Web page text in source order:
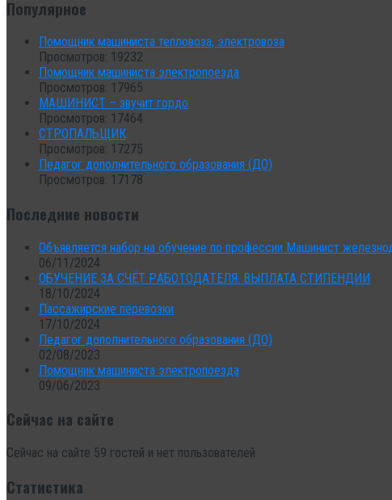
Популярное
Помощник машиниста тепловоза, электровоза
Просмотров: 19232
Помощник машиниста электропоезда
Просмотров: 17965
МАШИНИСТ – звучит гордо
Просмотров: 17464
СТРОПАЛЬЩИК
Просмотров: 17275
Педагог дополнительного образования (ДО)
Просмотров: 17178
Последние новости
Объявляется набор на обучение по профессии Машинист
06/11/2024
ОБУЧEНИЕ ЗA CЧЁТ PАБОТОДAТEЛЯ. ВЫПЛАТА CТИПЕHДИИ
18/10/2024
Пассажирские перевозки
17/10/2024
Педагог дополнительного образования (ДО)
02/08/2023
Помощник машиниста электропоезда
09/06/2023
Сейчас на сайте
Сейчас на сайте 59 гостей и нет пользователей
Статистика